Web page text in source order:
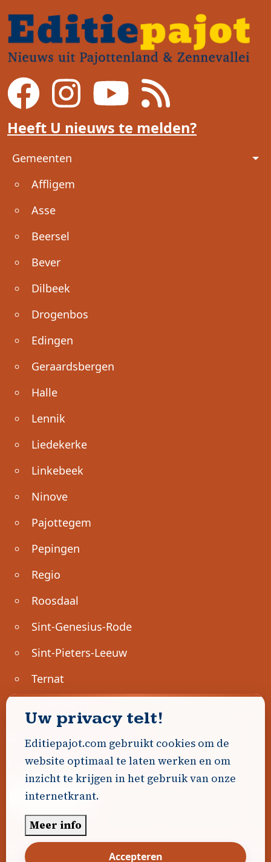
Heeft U nieuws te melden?
Voet
Gemeenten
Affligem
Asse
Beersel
Bever
Dilbeek
Drogenbos
Edingen
Geraardsbergen
Halle
Lennik
Liedekerke
Linkebeek
Ninove
Pajottegem
Pepingen
Regio
Roosdaal
Sint-Genesius-Rode
Sint-Pieters-Leeuw
Ternat
Geen advertenties gevonden.
Uw advertentie hier? Contacteer ons!
Word Partner!
© 2026 Editiepajot.com
Algemene voorwaarden
Uw privacy telt!
Editiepajot.com gebruikt cookies om de
website optimaal te laten werken en om
inzicht te krijgen in het gebruik van onze
internetkrant.
Meer info
Accepteren